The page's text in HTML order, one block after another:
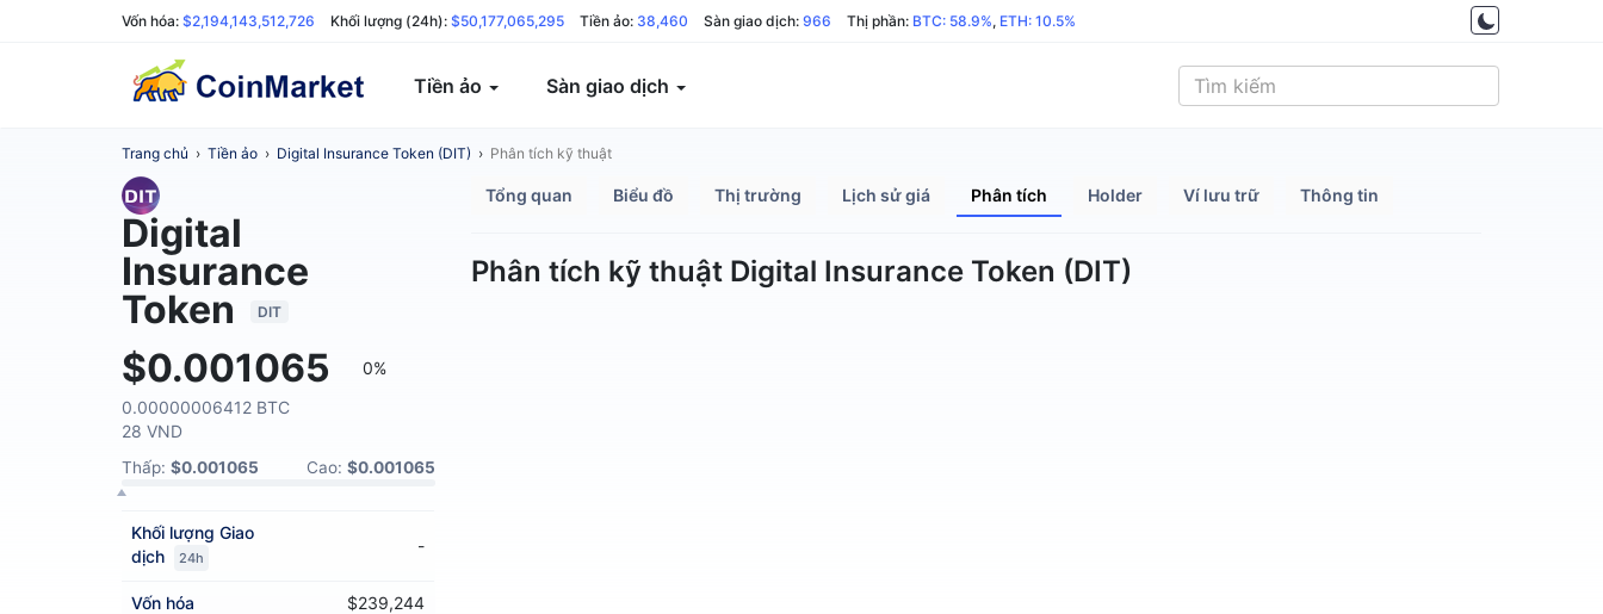
Vốn hóa: $2,194,143,512,726 Khối lượng (24h): $50,177,065,295 Tiền ảo: 38,460 Sàn giao dịch: 966 Thị phần: BTC: 58.9%, ETH: 10.5%
Tiền ảo Sàn giao dịch
Trang chủ › Tiền ảo › Digital Insurance Token (DIT) › Phân tích kỹ thuật
Digital
Insurance
Token
DIT
$0.001065
0%
0.00000006412 BTC
28 VND
Thấp: $0.001065 Cao: $0.001065
Khối lượng Giao
dịch
24h
-
Vốn hóa $239,244
Tổng quan Biểu đồ Thị trường Lịch sử giá Phân tích Holder Ví lưu trữ Thông tin
Phân tích kỹ thuật Digital Insurance Token (DIT)